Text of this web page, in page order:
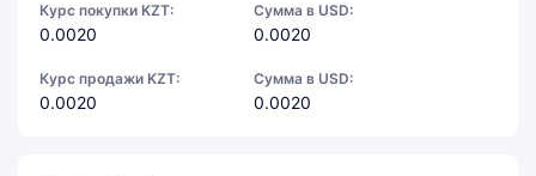
Курс покупки KZT:
0.0020
Сумма в USD:
0.0020
Курс продажи KZT:
0.0020
Сумма в USD:
0.0020